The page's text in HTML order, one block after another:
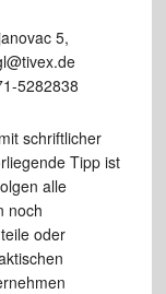
5,
5282838
schriftlicher
Tipp ist
alle
noch
oder